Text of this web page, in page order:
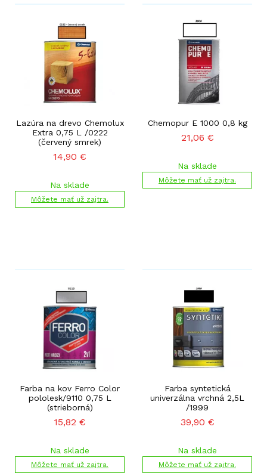
Lazúra na drevo Chemolux
Extra 0,75 L /0222
(červený smrek)
14,90 €
Na sklade
Môžete mať už zajtra.
Chemopur E 1000 0,8 kg
21,06 €
Na sklade
Môžete mať už zajtra.
Farba na kov Ferro Color
pololesk/9110 0,75 L
(strieborná)
15,82 €
Na sklade
Môžete mať už zajtra.
Farba syntetická
univerzálna vrchná 2,5L
/1999
39,90 €
Na sklade
Môžete mať už zajtra.